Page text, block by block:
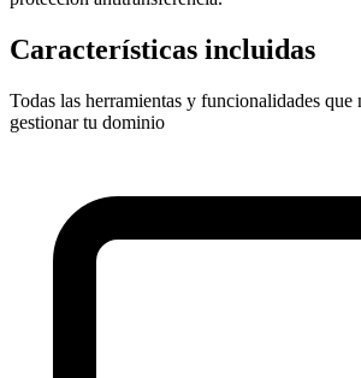
Características incluidas
Todas las herramientas y funcionalidades que
gestionar tu dominio